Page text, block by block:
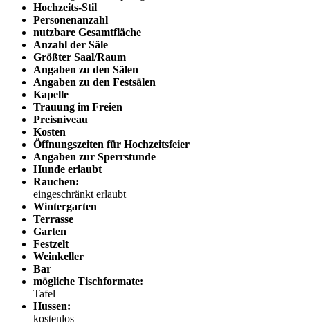
Hochzeits-Stil
Personenanzahl
nutzbare Gesamtfläche
Anzahl der Säle
Größter Saal/Raum
Angaben zu den Sälen
Angaben zu den Festsälen
Kapelle
Trauung im Freien
Preisniveau
Kosten
Öffnungszeiten für Hochzeitsfeier
Angaben zur Sperrstunde
Hunde erlaubt
Rauchen:
eingeschränkt erlaubt
Wintergarten
Terrasse
Garten
Festzelt
Weinkeller
Bar
mögliche Tischformate:
Tafel
Hussen:
kostenlos